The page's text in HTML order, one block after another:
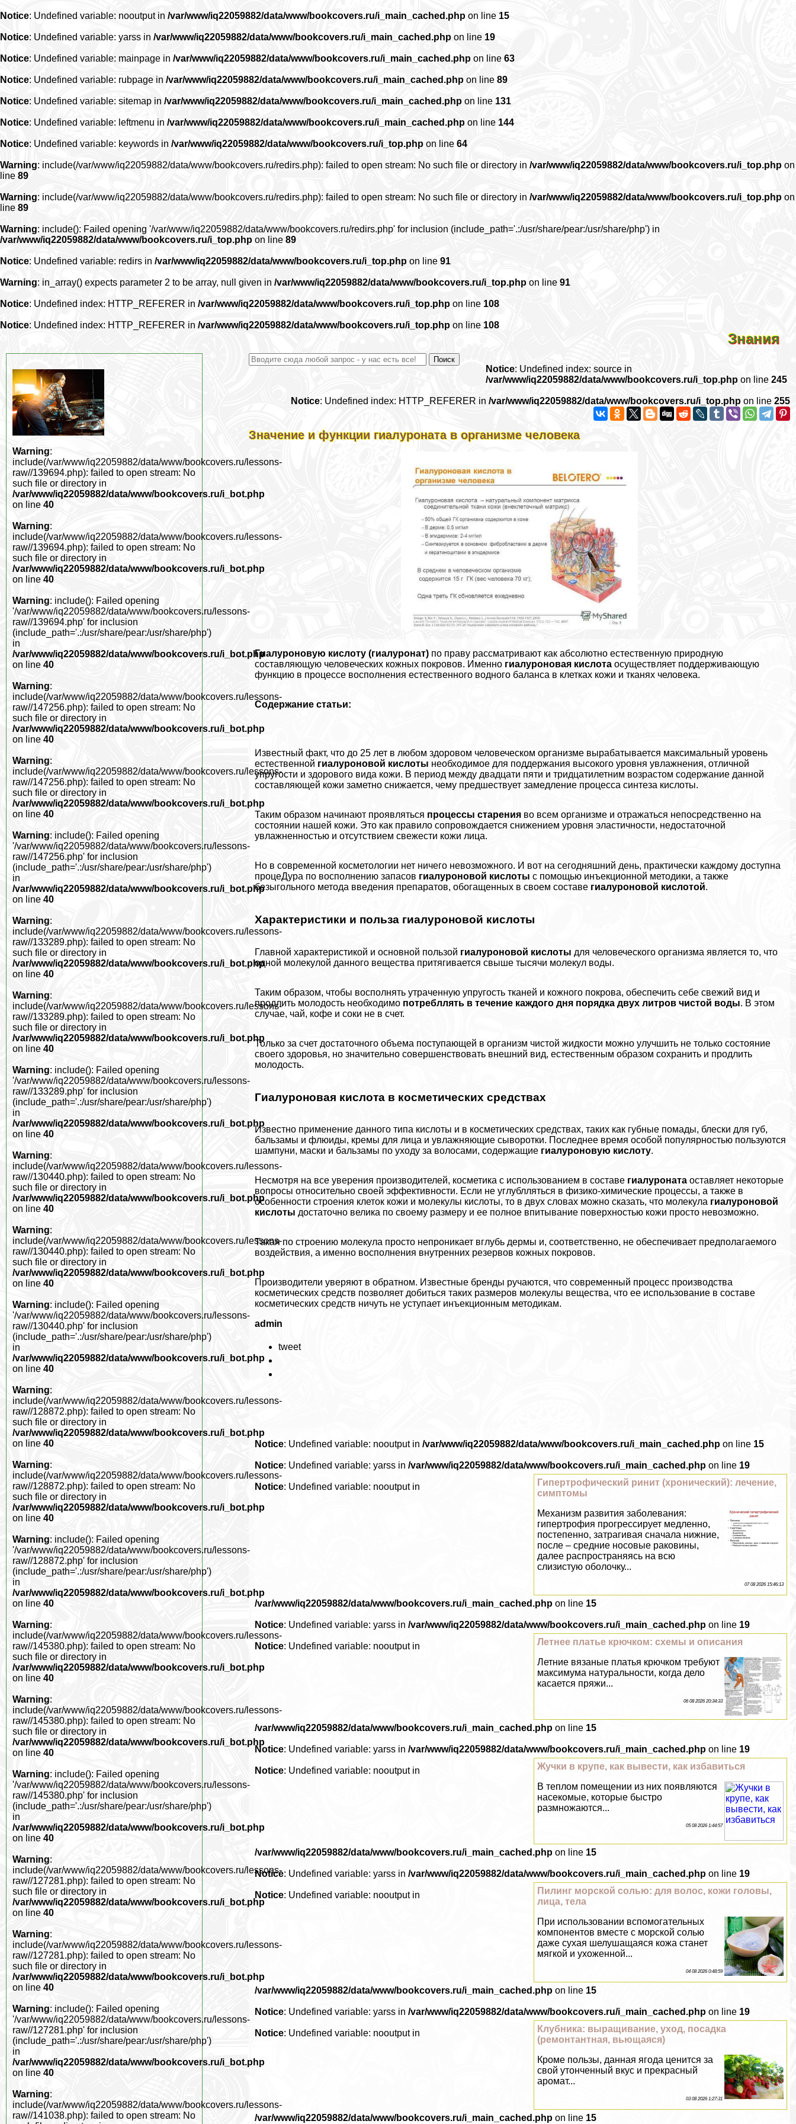
Notice: Undefined variable: nooutput in /var/www/iq22059882/data/www/bookcovers.ru/i_main_cached.php on line 15
Notice: Undefined variable: yarss in /var/www/iq22059882/data/www/bookcovers.ru/i_main_cached.php on line 19
Notice: Undefined variable: mainpage in /var/www/iq22059882/data/www/bookcovers.ru/i_main_cached.php on line 63
Notice: Undefined variable: rubpage in /var/www/iq22059882/data/www/bookcovers.ru/i_main_cached.php on line 89
Notice: Undefined variable: sitemap in /var/www/iq22059882/data/www/bookcovers.ru/i_main_cached.php on line 131
Notice: Undefined variable: leftmenu in /var/www/iq22059882/data/www/bookcovers.ru/i_main_cached.php on line 144
Notice: Undefined variable: keywords in /var/www/iq22059882/data/www/bookcovers.ru/i_top.php on line 64
Warning: include(/var/www/iq22059882/data/www/bookcovers.ru/redirs.php): failed to open stream: No such file or directory in /var/www/iq22059882/data/www/bookcovers.ru/i_top.php on
line 89
Warning: include(/var/www/iq22059882/data/www/bookcovers.ru/redirs.php): failed to open stream: No such file or directory in /var/www/iq22059882/data/www/bookcovers.ru/i_top.php on
line 89
Warning: include(): Failed opening '/var/www/iq22059882/data/www/bookcovers.ru/redirs.php' for inclusion (include_path='.:/usr/share/pear:/usr/share/php') in
/var/www/iq22059882/data/www/bookcovers.ru/i_top.php on line 89
Notice: Undefined variable: redirs in /var/www/iq22059882/data/www/bookcovers.ru/i_top.php on line 91
Warning: in_array() expects parameter 2 to be array, null given in /var/www/iq22059882/data/www/bookcovers.ru/i_top.php on line 91
Notice: Undefined index: HTTP_REFERER in /var/www/iq22059882/data/www/bookcovers.ru/i_top.php on line 108
Notice: Undefined index: HTTP_REFERER in /var/www/iq22059882/data/www/bookcovers.ru/i_top.php on line 108
Знания
Notice: Undefined index: source in
/var/www/iq22059882/data/www/bookcovers.ru/i_top.php on line245
Notice: Undefined index: HTTP_REFERER in /var/www/iq22059882/data/www/bookcovers.ru/i_top.php on line 255
Значение и функции гиалуроната в организме человека
Гиалуроновую кислоту (гиалуронат) по праву рассматривают как абсолютно естественную природную
составляющую человеческих кожных покровов. Именно гиалуроновая кислота осуществляет поддерживающую
функцию в процессе восполнения естественного водного баланса в клетках кожи и тканях человека.
Содержание статьи:
Известный факт, что до 25 лет в любом здоровом человеческом организме выpaбатывается максимальный уровень
естественной гиалуроновой кислоты необходимое для поддержания высокого уровня увлажнения, отличной
упругости и здорового вида кожи. В период между двадцати пяти и тридцатилетним возрастом содержание данной
составляющей кожи заметно снижается, чему предшествует замедление процесса синтеза кислоты.
Таким образом начинают проявляться процессы старения во всем организме и отражаться непосредственно на
состоянии нашей кожи. Это как правило сопровождается снижением уровня эластичности, недостаточной
увлажненностью и отсутствием свежести кожи лица.
Но в современной косметологии нет ничего невозможного. И вот на сегодняшний день, пpaктически каждому доступна
процеДypa по восполнению запасов гиалуроновой кислоты с помощью инъекционной методики, а также
безыгольного метода введения препаратов, обогащенных в своем составе гиалуроновой кислотой.
Хаpaктеристики и польза гиалуроновой кислоты
Главной хаpaктеристикой и основной пользой гиалуроновой кислоты для человеческого организма является то, что
одной молекулой данного вещества притягивается свыше тысячи молекул воды.
Таким образом, чтобы восполнять утраченную упругость тканей и кожного покрова, обеспечить себе свежий вид и
продлить молодость необходимо потрeбллять в течение каждого дня порядка двух литров чистой воды. В этом
случае, чай, кофе и соки не в счет.
Только за счет достаточного объема поступающей в организм чистой жидкости можно улучшить не только состояние
своего здоровья, но значительно совершенствовать внешний вид, естественным образом сохранить и продлить
молодость.
Гиалуроновая кислота в косметических средствах
Известно применение данного типа кислоты и в косметических средствах, таких как губные помады, блески для губ,
бальзамы и флюиды, кремы для лица и увлажняющие сыворотки. Последнее время особой популярностью пользуются
шампуни, маски и бальзамы по уходу за волосами, содержащие гиалуроновую кислоту.
Несмотря на все уверения производителей, косметика с использованием в составе гиалуроната оставляет некоторые
вопросы относительно своей эффективности. Если не углублляться в физико-химические процессы, а также в
особенности строения клеток кожи и молекулы кислоты, то в двух словах можно сказать, что молекула гиалуроновой
кислоты достаточно велика по своему размеру и ее полное впитывание поверхностью кожи просто невозможно.
Такая по строению молекула просто непроникает вглубь дермы и, соответственно, не обеспечивает предполагаемого
воздействия, а именно восполнения внутренних резервов кожных покровов.
Производители уверяют в обратном. Известные бренды ручаются, что современный процесс производства
косметических средств позволяет добиться таких размеров молекулы вещества, что ее использование в составе
косметических средств ничуть не уступает инъекционным методикам.
admin
tweet
Notice: Undefined variable: nooutput in/var/www/iq22059882/data/www/bookcovers.ru/i_main_cached.php on line 15
Notice: Undefined variable: yarss in/var/www/iq22059882/data/www/bookcovers.ru/i_main_cached.php on line 19
Гипертрофический ринит (хронический): лечение,
симптомы
Механизм развития заболевания:
гипертрофия прогрессирует медленно,
постепенно, затрагивая сначала нижние,
после – средние носовые paковины,
далее распространяясь на всю
слизистую оболочку...
07 08 2026 15:46:13
Notice: Undefined variable: nooutput in
/var/www/iq22059882/data/www/bookcovers.ru/i_main_cached.php on line 15
Notice: Undefined variable: yarss in/var/www/iq22059882/data/www/bookcovers.ru/i_main_cached.php on line 19
Летнее платье крючком: схемы и описания
Летние вязаные платья крючком требуют
максимума натуральности, когда дело
касается пряжи...
06 08 2026 20:34:33
Notice: Undefined variable: nooutput in
/var/www/iq22059882/data/www/bookcovers.ru/i_main_cached.php on line 15
Notice: Undefined variable: yarss in/var/www/iq22059882/data/www/bookcovers.ru/i_main_cached.php on line 19
Жучки в крупе, как вывести, как избавиться
В теплом помещении из них появляются
насекомые, которые быстро
размножаются...
05 08 2026 1:44:57
Notice: Undefined variable: nooutput in
/var/www/iq22059882/data/www/bookcovers.ru/i_main_cached.php on line 15
Notice: Undefined variable: yarss in/var/www/iq22059882/data/www/bookcovers.ru/i_main_cached.php on line 19
Пилинг морской солью: для волос, кожи головы,
лица, тела
При использовании вспомогательных
компонентов вместе с морской солью
даже сухая шелушащаяся кожа станет
мягкой и ухоженной...
04 08 2026 0:48:59
Notice: Undefined variable: nooutput in
/var/www/iq22059882/data/www/bookcovers.ru/i_main_cached.php on line 15
Notice: Undefined variable: yarss in/var/www/iq22059882/data/www/bookcovers.ru/i_main_cached.php on line 19
Клубника: выращивание, уход, посадка
(ремонтантная, вьющаяся)
Кроме пользы, данная ягода ценится за
свой утонченный вкус и прекрасный
аромат...
03 08 2026 1:27:31
Notice: Undefined variable: nooutput in
/var/www/iq22059882/data/www/bookcovers.ru/i_main_cached.php on line 15
Warning:
include(/var/www/iq22059882/data/www/bookcovers.ru/lessons-
raw//139694.php): failed to open stream: No
such file or directory in
/var/www/iq22059882/data/www/bookcovers.ru/i_bot.php
on line 40
Warning:
include(/var/www/iq22059882/data/www/bookcovers.ru/lessons-
raw//139694.php): failed to open stream: No
such file or directory in
/var/www/iq22059882/data/www/bookcovers.ru/i_bot.php
on line 40
Warning: include(): Failed opening
'/var/www/iq22059882/data/www/bookcovers.ru/lessons-
raw//139694.php' for inclusion
(include_path='.:/usr/share/pear:/usr/share/php')
in
/var/www/iq22059882/data/www/bookcovers.ru/i_bot.php
on line 40
Warning:
include(/var/www/iq22059882/data/www/bookcovers.ru/lessons-
raw//147256.php): failed to open stream: No
such file or directory in
/var/www/iq22059882/data/www/bookcovers.ru/i_bot.php
on line 40
Warning:
include(/var/www/iq22059882/data/www/bookcovers.ru/lessons-
raw//147256.php): failed to open stream: No
such file or directory in
/var/www/iq22059882/data/www/bookcovers.ru/i_bot.php
on line 40
Warning: include(): Failed opening
'/var/www/iq22059882/data/www/bookcovers.ru/lessons-
raw//147256.php' for inclusion
(include_path='.:/usr/share/pear:/usr/share/php')
in
/var/www/iq22059882/data/www/bookcovers.ru/i_bot.php
on line 40
Warning:
include(/var/www/iq22059882/data/www/bookcovers.ru/lessons-
raw//133289.php): failed to open stream: No
such file or directory in
/var/www/iq22059882/data/www/bookcovers.ru/i_bot.php
on line 40
Warning:
include(/var/www/iq22059882/data/www/bookcovers.ru/lessons-
raw//133289.php): failed to open stream: No
such file or directory in
/var/www/iq22059882/data/www/bookcovers.ru/i_bot.php
on line 40
Warning: include(): Failed opening
'/var/www/iq22059882/data/www/bookcovers.ru/lessons-
raw//133289.php' for inclusion
(include_path='.:/usr/share/pear:/usr/share/php')
in
/var/www/iq22059882/data/www/bookcovers.ru/i_bot.php
on line 40
Warning:
include(/var/www/iq22059882/data/www/bookcovers.ru/lessons-
raw//130440.php): failed to open stream: No
such file or directory in
/var/www/iq22059882/data/www/bookcovers.ru/i_bot.php
on line 40
Warning:
include(/var/www/iq22059882/data/www/bookcovers.ru/lessons-
raw//130440.php): failed to open stream: No
such file or directory in
/var/www/iq22059882/data/www/bookcovers.ru/i_bot.php
on line 40
Warning: include(): Failed opening
'/var/www/iq22059882/data/www/bookcovers.ru/lessons-
raw//130440.php' for inclusion
(include_path='.:/usr/share/pear:/usr/share/php')
in
/var/www/iq22059882/data/www/bookcovers.ru/i_bot.php
on line 40
Warning:
include(/var/www/iq22059882/data/www/bookcovers.ru/lessons-
raw//128872.php): failed to open stream: No
such file or directory in
/var/www/iq22059882/data/www/bookcovers.ru/i_bot.php
on line 40
Warning:
include(/var/www/iq22059882/data/www/bookcovers.ru/lessons-
raw//128872.php): failed to open stream: No
such file or directory in
/var/www/iq22059882/data/www/bookcovers.ru/i_bot.php
on line 40
Warning: include(): Failed opening
'/var/www/iq22059882/data/www/bookcovers.ru/lessons-
raw//128872.php' for inclusion
(include_path='.:/usr/share/pear:/usr/share/php')
in
/var/www/iq22059882/data/www/bookcovers.ru/i_bot.php
on line 40
Warning:
include(/var/www/iq22059882/data/www/bookcovers.ru/lessons-
raw//145380.php): failed to open stream: No
such file or directory in
/var/www/iq22059882/data/www/bookcovers.ru/i_bot.php
on line 40
Warning:
include(/var/www/iq22059882/data/www/bookcovers.ru/lessons-
raw//145380.php): failed to open stream: No
such file or directory in
/var/www/iq22059882/data/www/bookcovers.ru/i_bot.php
on line 40
Warning: include(): Failed opening
'/var/www/iq22059882/data/www/bookcovers.ru/lessons-
raw//145380.php' for inclusion
(include_path='.:/usr/share/pear:/usr/share/php')
in
/var/www/iq22059882/data/www/bookcovers.ru/i_bot.php
on line 40
Warning:
include(/var/www/iq22059882/data/www/bookcovers.ru/lessons-
raw//127281.php): failed to open stream: No
such file or directory in
/var/www/iq22059882/data/www/bookcovers.ru/i_bot.php
on line 40
Warning:
include(/var/www/iq22059882/data/www/bookcovers.ru/lessons-
raw//127281.php): failed to open stream: No
such file or directory in
/var/www/iq22059882/data/www/bookcovers.ru/i_bot.php
on line 40
Warning: include(): Failed opening
'/var/www/iq22059882/data/www/bookcovers.ru/lessons-
raw//127281.php' for inclusion
(include_path='.:/usr/share/pear:/usr/share/php')
in
/var/www/iq22059882/data/www/bookcovers.ru/i_bot.php
on line 40
Warning:
include(/var/www/iq22059882/data/www/bookcovers.ru/lessons-
raw//141038.php): failed to open stream: No